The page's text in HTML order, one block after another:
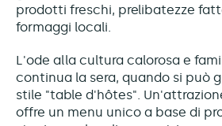
prodotti freschi, prelibatezze
formaggi locali.
L'ode alla cultura calorosa e
continua la sera, quando si può
stile "table d'hôtes".
offre un menu unico a base di